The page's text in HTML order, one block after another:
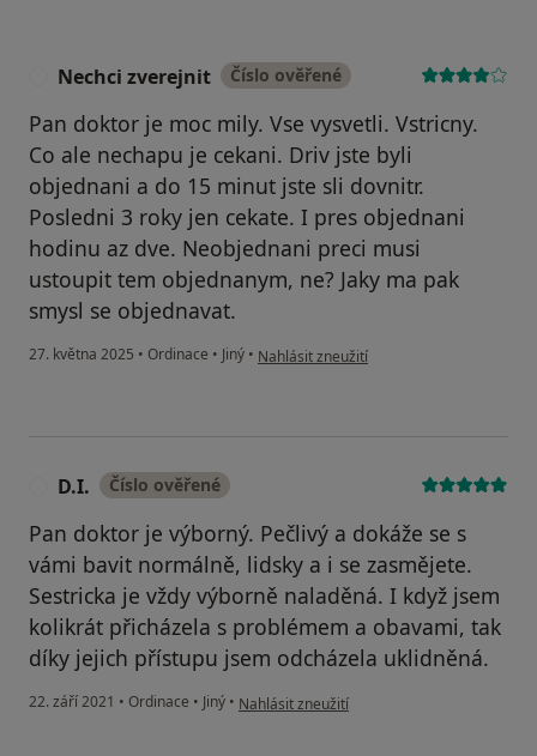
Nechci zverejnit Číslo ověřené
Pan doktor je moc mily. Vse vysvetli. Vstricny.
Co ale nechapu je cekani. Driv jste byli
objednani a do 15 minut jste sli dovnitr.
Posledni 3 roky jen cekate. I pres objednani
hodinu az dve. Neobjednani preci musi
ustoupit tem objednanym, ne? Jaky ma pak
smysl se objednavat.
27. května 2025 • Ordinace • Jiný • podle názoru uživatele Nechci zverejnit
Nahlásit zneužití
D.I. Číslo ověřené
Pan doktor je výborný. Pečlivý a dokáže se s
vámi bavit normálně, lidsky a i se zasmějete.
Sestricka je vždy výborně naladěná. I když jsem
kolikrát přicházela s problémem a obavami, tak
díky jejich přístupu jsem odcházela uklidněná.
22. září 2021 • Ordinace • Jiný • podle názoru uživatele D.I.
Nahlásit zneužití